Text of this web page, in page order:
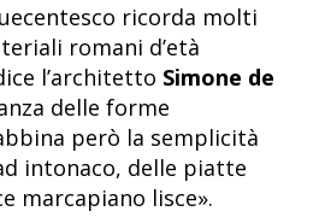
ricorda molti
romani d’età
l’architetto Simone de
delle forme
però la semplicità
intonaco, delle piatte
marcapiano lisce».